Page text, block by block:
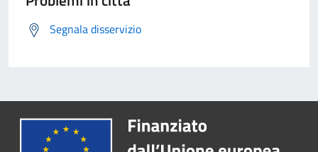
Segnala disservizio